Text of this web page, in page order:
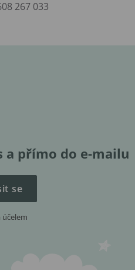
267 033
a přímo do e-mailu
se
účelem